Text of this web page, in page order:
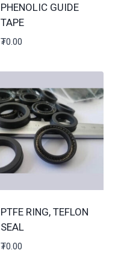
PHENOLIC GUIDE
TAPE
₮0.00
PTFE RING, TEFLON
SEAL
₮0.00